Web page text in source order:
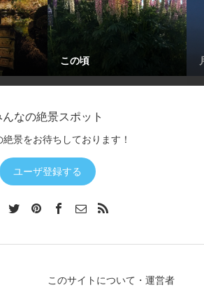
この頃
なの絶景スポット
絶景をお待ちしております！
ユーザ登録する
このサイトについて・運営者